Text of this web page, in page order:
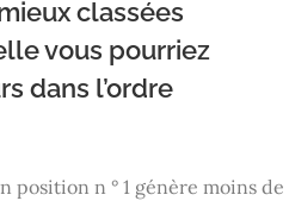
classées
vous pourriez
dans l’ordre
position n ° 1 génère moins de